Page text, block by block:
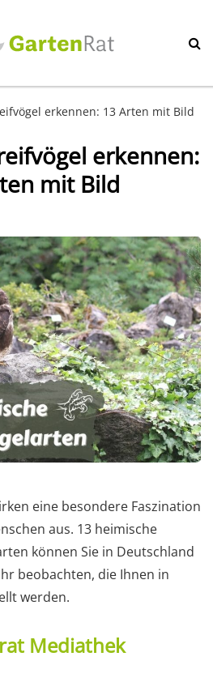
erkennen: 13 Arten mit Bild
erkennen:
mit Bild
eine besondere Faszination
aus. 13 heimische
können Sie in Deutschland
beobachten, die Ihnen in
werden.
Mediathek